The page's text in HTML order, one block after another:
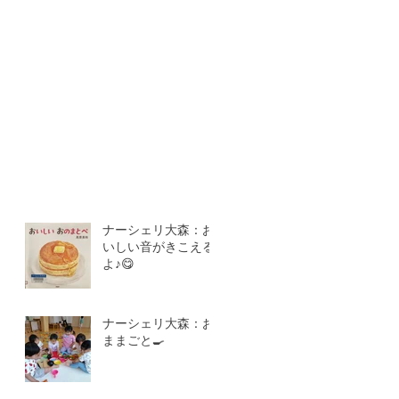
ナーシェリ大森：お
いしい音がきこえる
よ♪😋
ナーシェリ大森：お
ままごと🍳